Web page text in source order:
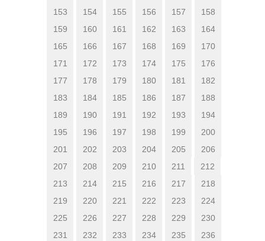
153
154 155 156 157
158
159
160 161 162 163
164
165
166 167 168 169
170
171
172 173 174 175
176
177
178 179 180 181
182
183
184 185 186 187
188
189
190 191 192 193
194
195
196 197 198 199
200
201
202 203 204 205
206
207
208 209 210 211
212
213
214 215 216 217
218
219
220 221 222 223
224
225
226 227 228 229
230
231
232 233 234 235
236